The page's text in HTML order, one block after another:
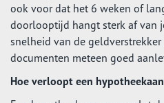
ook voor dat het 6 weken of
doorlooptijd hangt sterk af van
snelheid van de
documenten meteen goed
Hoe verloopt een